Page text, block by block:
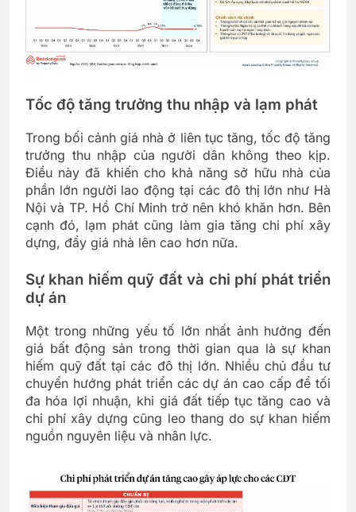
Tốc độ tăng trưởng thu nhập và lạm phát
Trong bối cảnh giá nhà ở liên tục tăng, tốc độ tăng
trưởng thu nhập của người dân không theo kịp.
Điều này đã khiến cho khả năng sở hữu nhà của
phần lớn người lao động tại các đô thị lớn như Hà
Nội và TP. Hồ Chí Minh trở nên khó khăn hơn. Bên
cạnh đó, lạm phát cũng làm gia tăng chi phí xây
dựng, đẩy giá nhà lên cao hơn nữa.
Sự khan hiếm quỹ đất và chi phí phát triển
dự án
Một trong những yếu tố lớn nhất ảnh hưởng đến
giá bất động sản trong thời gian qua là sự khan
hiếm quỹ đất tại các đô thị lớn. Nhiều chủ đầu tư
chuyển hướng phát triển các dự án cao cấp để tối
đa hóa lợi nhuận, khi giá đất tiếp tục tăng cao và
chi phí xây dựng cũng leo thang do sự khan hiếm
nguồn nguyên liệu và nhân lực.